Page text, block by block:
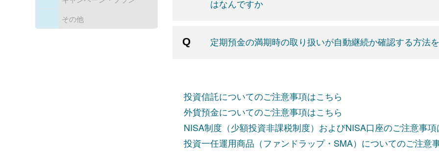
その他
はなんですか
定期預金の満期時の取り扱いが自動継続か確認する方法
投資信託についてのご注意事項はこちら
外貨預金についてのご注意事項はこちら
NISA制度（少額投資非課税制度）およびNISA口座のご注意事項
投資一任運用商品（ファンドラップ・SMA）についてのご注意